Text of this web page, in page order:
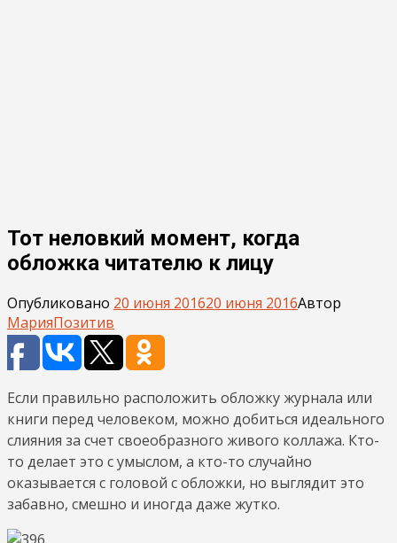
Тот неловкий момент, когда
обложка читателю к лицу
Опубликовано 20 июня 201620 июня 2016Автор
МарияПозитив
Если правильно расположить обложку журнала или
книги перед человеком, можно добиться идеального
слияния за счет своеобразного живого коллажа. Кто-
то делает это с умыслом, а кто-то случайно
оказывается с головой с обложки, но выглядит это
забавно, смешно и иногда даже жутко.